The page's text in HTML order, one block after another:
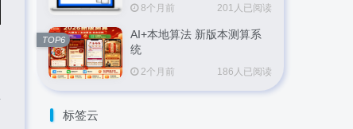
8个月前 201人已阅读
AI+本地算法 新版本测算系
统
2个月前 186人已阅读
TOP6
标签云